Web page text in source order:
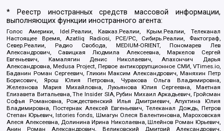
* Реестр иностранных средств массовой информации,
выполняющих функции иностранного агента:
Голос Америки, Idel.Реалии, Кавказ.Реалии, Крым.Реалии, Телеканал
Настоящее Время, Azatliq Radiosi, PCE/PC, Сибирь.Реалии, Фактограф,
Север.Реалии, Радио Свобода, MEDIUM-ORIENT, Пономарев Лев
Александрович, Савицкая Людмила Алексеевна, Маркелов Сергей
Евгеньевич, Камалягин Денис Николаевич, Апахончич Дарья
Александровна, Medusa Project, Первое антикоррупционное СМИ, VTimes.io,
Баданин Роман Сергеевич, Гликин Максим Александрович, Маняхин Петр
Борисович, Ярош Юлия Петровна, Чуракова Ольга Владимировна,
Железнова Мария Михайловна, Лукьянова Юлия Сергеевна, Маетная
Елизавета Витальевна, The Insider SIA, Рубин Михаил Аркадьевич, Гройсман
Софья Романовна, Рождественский Илья Дмитриевич, Апухтина Юлия
Владимировна, Постернак Алексей Евгеньевич, Телеканал Дождь, Петров
Степан Юрьевич, Istories fonds, Шмагун Олеся Валентиновна, Мароховская
Алеся Алексеевна, Долинина Ирина Николаевна, Шлейнов Роман Юрьевич,
Анин Роман Александрович, Великовский Дмитрий Александрович,